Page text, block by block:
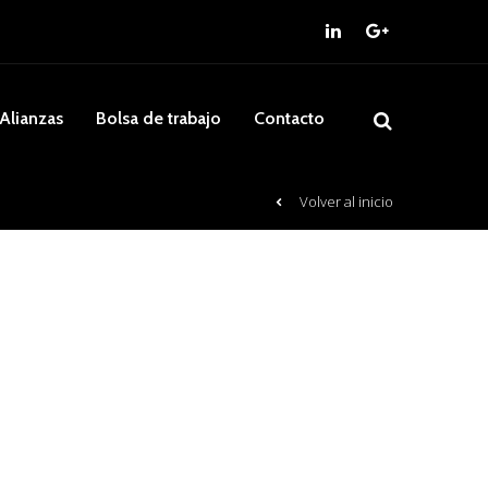
Alianzas Bolsa de trabajo Contacto
Volver al inicio